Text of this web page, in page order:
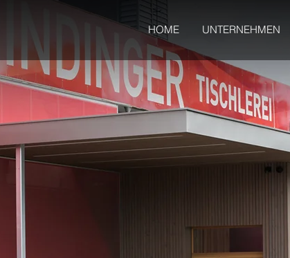
HOME UNTERNEHMEN